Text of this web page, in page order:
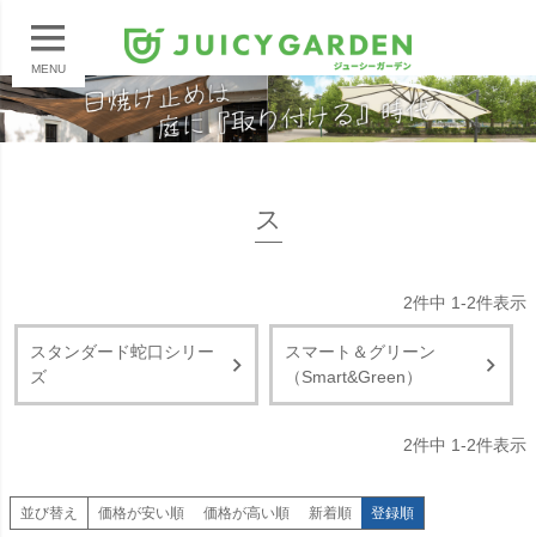
MENU
ス
2件中 1-2件表示
スタンダード蛇口シリー
ズ
スマート＆グリーン
（Smart&Green）
2件中 1-2件表示
並び替え 価格が安い順 価格が高い順 新着順 登録順